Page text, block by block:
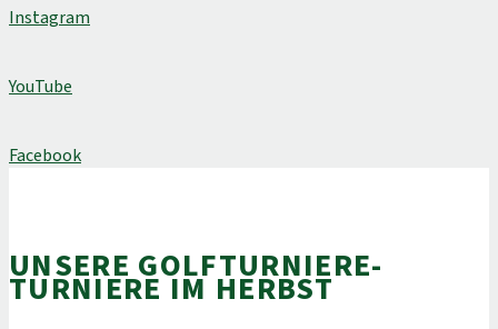
Instagram
YouTube
Facebook
UNSERE GOLFTURNIERE-
TURNIERE IM HERBST